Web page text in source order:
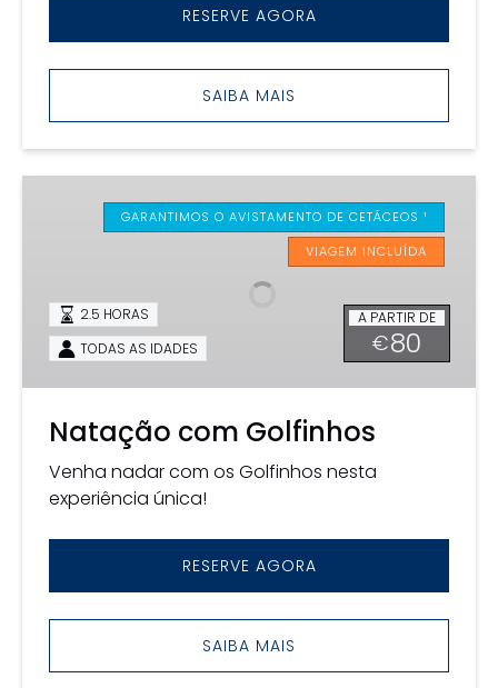
RESERVE AGORA
SAIBA MAIS
GARANTIMOS O AVISTAMENTO DE CETÁCEOS ¹
VIAGEM INCLUÍDA
A PARTIR DE
€80
2.5 HORAS
TODAS AS IDADES
Natação com Golfinhos
Venha nadar com os Golfinhos nesta
experiência única!
RESERVE AGORA
SAIBA MAIS